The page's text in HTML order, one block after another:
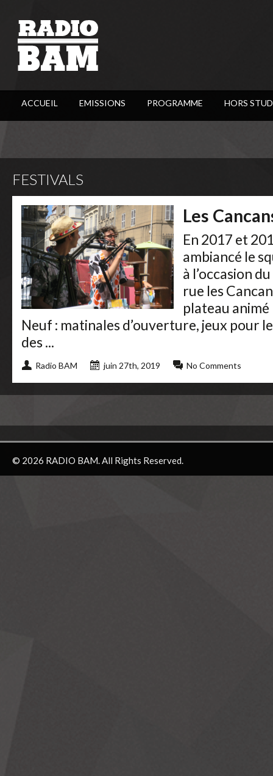
ACCUEIL EMISSIONS PROGRAMME HORS
FESTIVALS
Les
En 2017 et
ambiancé le
à l’occasion
rue les
plateau animé
Neuf : matinales d’ouverture, jeux pour
des ...
Radio BAM juin 27th, 2019 No Comments
© 2026 RADIO BAM. All Rights Reserved.